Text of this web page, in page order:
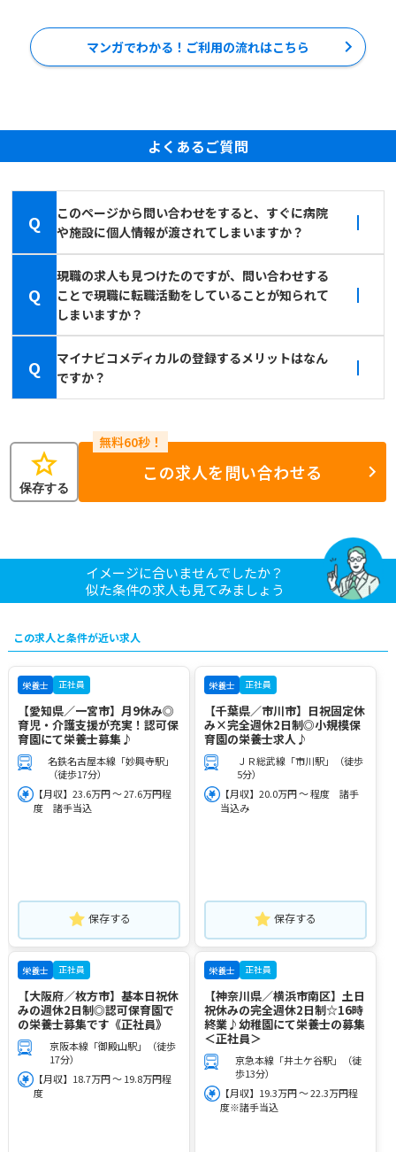
マンガでわかる！ご利用の流れはこちら
よくあるご質問
Q
このページから問い合わせをすると、すぐに病院
や施設に個人情報が渡されてしまいますか？
Q
現職の求人も見つけたのですが、問い合わせする
ことで現職に転職活動をしていることが知られて
しまいますか？
Q
マイナビコメディカルの登録するメリットはなん
ですか？
star
保存する
この求人を問い合わせる
イメージに合いませんでしたか？
似た条件の求人も見てみましょう
この求人と条件が近い求人
栄養士 正社員
【愛知県／一宮市】月9休み◎
育児・介護支援が充実！認可保
育園にて栄養士募集♪
名鉄名古屋本線「妙興寺駅」
（徒歩17分）
【月収】23.6万円 ～ 27.6万円程
度 諸手当込
保存する
栄養士 正社員
【千葉県／市川市】日祝固定休
み×完全週休2日制◎小規模保
育園の栄養士求人♪
ＪＲ総武線「市川駅」（徒歩
5分）
【月収】20.0万円 ～ 程度 諸手
当込み
保存する
栄養士 正社員
【大阪府／枚方市】基本日祝休
みの週休2日制◎認可保育園で
の栄養士募集です《正社員》
京阪本線「御殿山駅」（徒歩
17分）
【月収】18.7万円 ～ 19.8万円程
度
栄養士 正社員
【神奈川県／横浜市南区】土日
祝休みの完全週休2日制☆16時
終業♪幼稚園にて栄養士の募集
＜正社員＞
京急本線「井土ケ谷駅」（徒
歩13分）
【月収】19.3万円 ～ 22.3万円程
度※諸手当込